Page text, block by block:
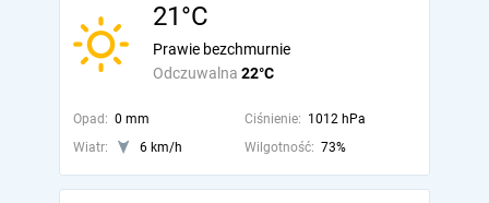
21°C
Odczuwalna 22°C
Prawie bezchmurnie
Opad: 0 mm Ciśnienie: 1012 hPa
Wiatr:
6 km/h Wilgotność: 73%